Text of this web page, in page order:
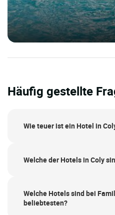
Häufig gestellte
Wie teuer ist ein Hotel in
Welche der Hotels in Coly
Welche Hotels sind bei
beliebtesten?